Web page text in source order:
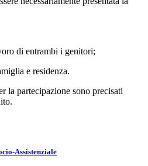
di entrambi i genitori;
e residenza.
la partecipazione sono precisati
Assistenziale